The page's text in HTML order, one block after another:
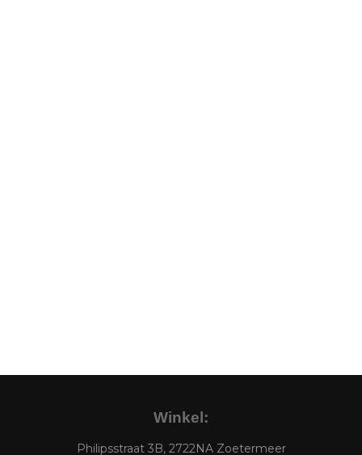
Winkel:
Philipsstraat 3B, 2722NA Zoetermeer